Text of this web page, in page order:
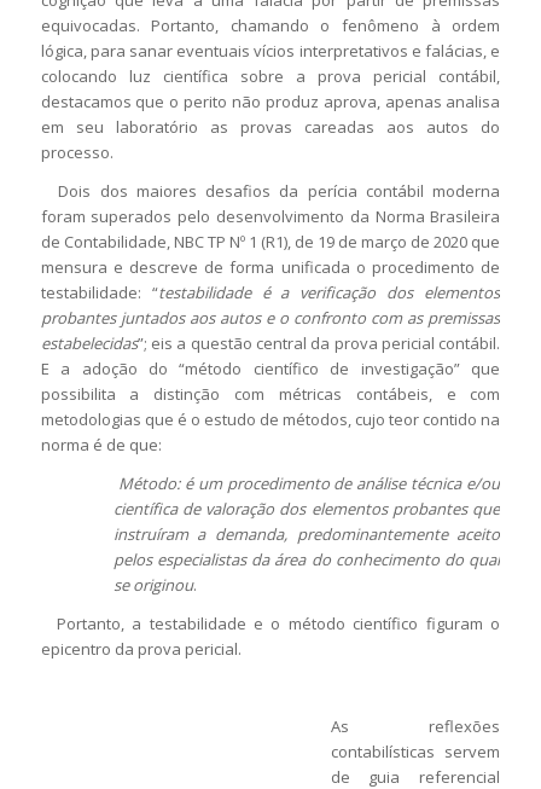
equivocadas. Portanto, chamando o fenômeno à ordem
lógica, para sanar eventuais vícios interpretativos e falácias, e
colocando luz científica sobre a prova pericial contábil,
destacamos que o perito não produz aprova, apenas analisa
em seu laboratório as provas careadas aos autos do
processo.
Dois dos maiores desafios da perícia contábil moderna
foram superados pelo desenvolvimento da Norma Brasileira
de Contabilidade, NBC TP Nº 1 (R1), de 19 de março de 2020 que
mensura e descreve de forma unificada o procedimento de
testabilidade: “testabilidade é a verificação dos elementos
probantes juntados aos autos e o confronto com as premissas
estabelecidas”; eis a questão central da prova pericial contábil.
E a adoção do “método científico de investigação” que
possibilita a distinção com métricas contábeis, e com
metodologias que é o estudo de métodos, cujo teor contido na
norma é de que:
Método: é um procedimento de análise técnica e/ou
científica de valoração dos elementos probantes que
instruíram a demanda, predominantemente aceito
pelos especialistas da área do conhecimento do qual
se originou.
Portanto, a testabilidade e o método científico figuram o
epicentro da prova pericial.
As reflexões
contabilísticas servem
de guia referencial